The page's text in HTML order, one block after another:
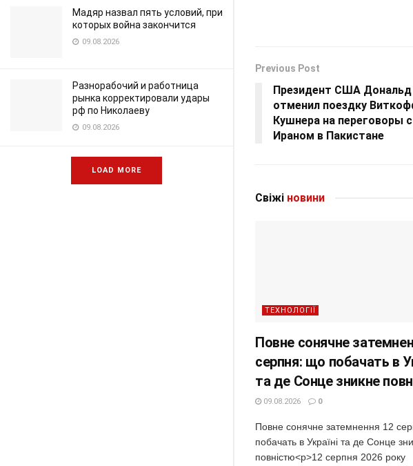
Мадяр назвал пять условий, при
которых война закончится
09.08.2026
Разнорабочий и работница
рынка корректировали удары
рф по Николаеву
09.08.2026
LOAD MORE
Previous Post
Президент США
отменил поездку
Кушнера на переговоры с
Ираном в Пакистане
Свіжі новини
ТЕХНОЛОГІЇ
Повне сонячне
серпня: що побачать в
та де Сонце зникне
09.08.2026 0
Повне сонячне затемнення 12
побачать в Україні та де Сонце
повністю<p>12 серпня 2026 року